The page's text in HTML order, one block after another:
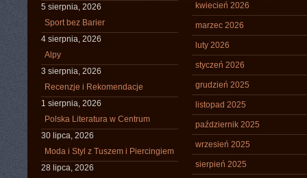
5 sierpnia, 2026
Sport bez Barier
4 sierpnia, 2026
Alpy
3 sierpnia, 2026
Recenzje i Rekomendacje
1 sierpnia, 2026
Polska Literatura w Centrum
30 lipca, 2026
Moda i Styl z Tuszem i Piercingiem
28 lipca, 2026
kwiecień 2026
marzec 2026
luty 2026
styczeń 2026
grudzień 2025
listopad 2025
październik 2025
wrzesień 2025
sierpień 2025